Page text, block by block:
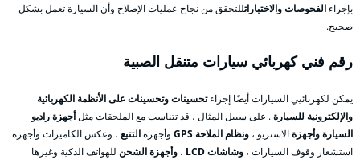
بإجراء الفحوصات والاختباراتللتحقق من نجاح عمليات الإصلاح وأن السيارة تعمل بشكل
صحيح.
رقم فني كهربائي سيارات متنقل الصبية
يمكن لكهربائيي السيارات أيضًا إجراءتحسينات وتحسينات على الأنظمة الكهربائية
والإلكترونية للسيارة. على سبيل المثال ، قد تتناسب مع الملحقات مثلأجهزة راديو
السيارة وأجهزةالاستريو ، ونظام الملاحة GPS وأجهزةالتتبع ، وعكس الكاميرات وأجهزة
استشعار وقوف السيارات ، وشاشات LCD ، وأجهزة الشحن للهواتف الذكية وغيرها